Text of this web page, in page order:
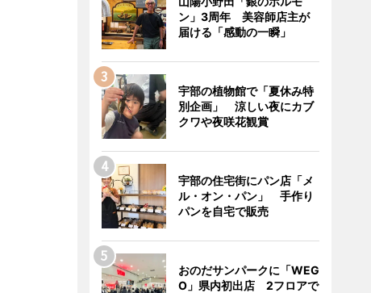
ン」3周年 美容師店主が
届ける「感動の一瞬」
宇部の植物館で「夏休み特
別企画」 涼しい夜にカブ
クワや夜咲花観賞
宇部の住宅街にパン店「メ
ル・オン・パン」 手作り
パンを自宅で販売
おのだサンパークに「WEG
O」県内初出店 2フロアで